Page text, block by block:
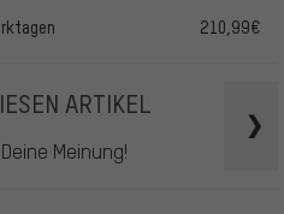
210,99€
ARTIKEL
Meinung!